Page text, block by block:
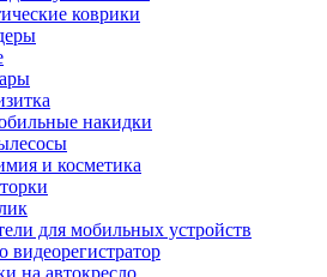
коврики
накидки
и косметика
для мобильных устройств
видеорегистратор
на автокресло